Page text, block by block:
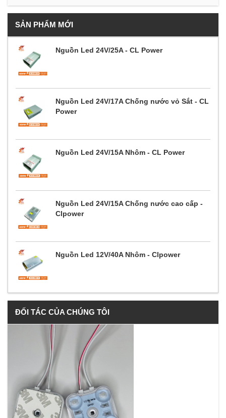
SẢN PHẨM MỚI
Nguồn Led 24V/25A - CL Power
Nguồn Led 24V/17A Chống nước vỏ Sắt - CL
Power
Nguồn Led 24V/15A Nhôm - CL Power
Nguồn Led 24V/15A Chống nước cao cấp -
Clpower
Nguồn Led 12V/40A Nhôm - Clpower
ĐỐI TÁC CỦA CHÚNG TÔI